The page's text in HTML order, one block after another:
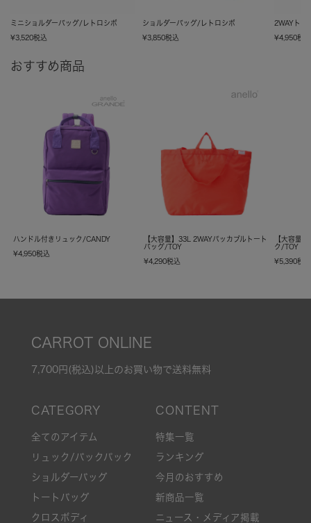
ミニショルダーバッグ/レトロシボ
¥3,520税込
ショルダーバッグ/レトロシボ
¥3,850税込
2WAYトー
¥4,950税込
おすすめ商品
ハンドル付きリュック/CANDY
¥4,950税込
【大容量】33L 2WAYパッカブルトート
バッグ/TOY
¥4,290税込
【大容量
ク/TOY
¥5,390税込
CARROT ONLINE
7,700円(税込)以上のお買い物で送料無料
全てのアイテム
リュック/バックパック
ショルダーバッグ
トートバッグ
クロスボディ
特集一覧
ランキング
今月のおすすめ
新商品一覧
ニュース・メディア掲載